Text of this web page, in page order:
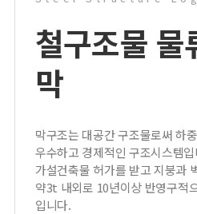
철구조물 물
막
막구조는 대공간 구조물로써 하
우수하고 경제적인 구조시스템
가설건축물 허가를 받고 지붕과
약3t 내외로 10년이상 반영구적
입니다.